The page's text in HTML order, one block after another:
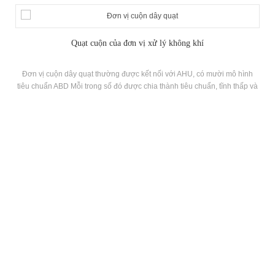
Quạt cuộn của đơn vị xử lý không khí
Đơn vị cuộn dây quạt thường được kết nối với AHU, có mười mô hình
tiêu chuẩn ABD Mỗi trong số đó được chia thành tiêu chuẩn, tĩnh thấp và